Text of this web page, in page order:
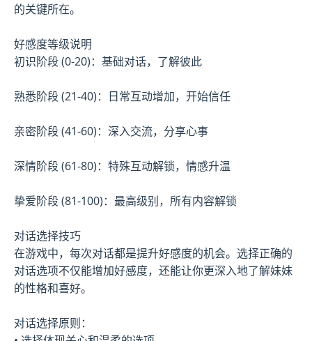
的关键所在。
好感度等级说明
初识阶段 (0-20)：基础对话，了解彼此
熟悉阶段 (21-40)：日常互动增加，开始信任
亲密阶段 (41-60)：深入交流，分享心事
深情阶段 (61-80)：特殊互动解锁，情感升温
挚爱阶段 (81-100)：最高级别，所有内容解锁
对话选择技巧
在游戏中，每次对话都是提升好感度的机会。选择正确的
对话选项不仅能增加好感度，还能让你更深入地了解妹妹
的性格和喜好。
对话选择原则：